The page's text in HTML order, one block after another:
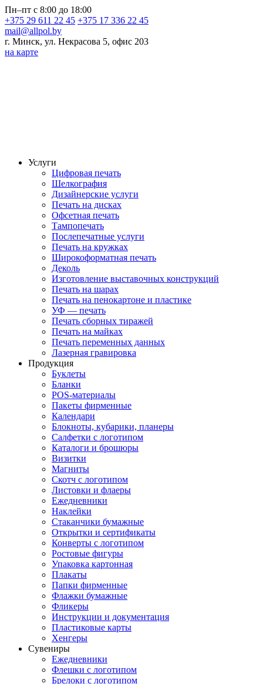
Пн–пт с 8:00 до 18:00
+375 29 611 22 45 +375 17 336 22 45
mail@allpol.by
г. Минск, ул. Некрасова 5, офис 203
на карте
Услуги
Цифровая печать
Шелкография
Дизайнерские услуги
Печать на дисках
Офсетная печать
Тампопечать
Послепечатные услуги
Печать на кружках
Широкоформатная печать
Деколь
Изготовление выставочных конструкций
Печать на шарах
Печать на пенокартоне и пластике
УФ — печать
Печать сборных тиражей
Печать на майках
Печать переменных данных
Лазерная гравировка
Продукция
Буклеты
Бланки
POS-материалы
Пакеты фирменные
Календари
Блокноты, кубарики, планеры
Салфетки с логотипом
Каталоги и брошюры
Визитки
Магниты
Скотч с логотипом
Листовки и флаеры
Ежедневники
Наклейки
Стаканчики бумажные
Открытки и сертификаты
Конверты с логотипом
Ростовые фигуры
Упаковка картонная
Плакаты
Папки фирменные
Флажки бумажные
Фликеры
Инструкции и документация
Пластиковые карты
Хенгеры
Сувениры
Ежедневники
Флешки с логотипом
Брелоки с логотипом